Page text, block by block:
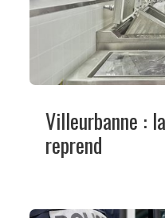
Villeurbanne :
reprend